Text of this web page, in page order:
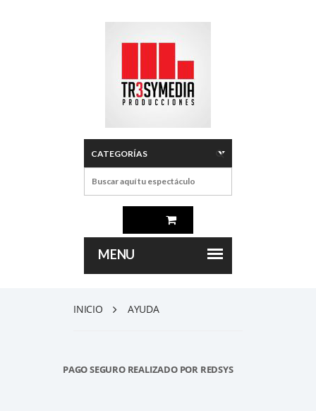
INICIO AYUDA
PAGO SEGURO REALIZADO POR REDSYS